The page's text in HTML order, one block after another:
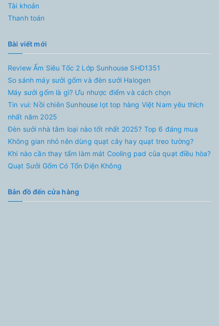
Tài khoản
Thanh toán
Bài viết mới
Review Ấm Siêu Tốc 2 Lớp Sunhouse SHD1351
So sánh máy sưởi gốm và đèn sưởi Halogen
Máy sưởi gốm là gì? Ưu nhược điểm và cách chọn
Tin vui: Nồi chiên Sunhouse lọt top hàng Việt Nam yêu thích
nhất năm 2025
Đèn sưởi nhà tắm loại nào tốt nhất 2025? Top 6 đáng mua
Không gian nhỏ nên dùng quạt cây hay quạt treo tường?
Khi nào cần thay tấm làm mát Cooling pad của quạt điều hòa?
Quạt Sưởi Gốm Có Tốn Điện Không
Bản đồ đến cửa hàng